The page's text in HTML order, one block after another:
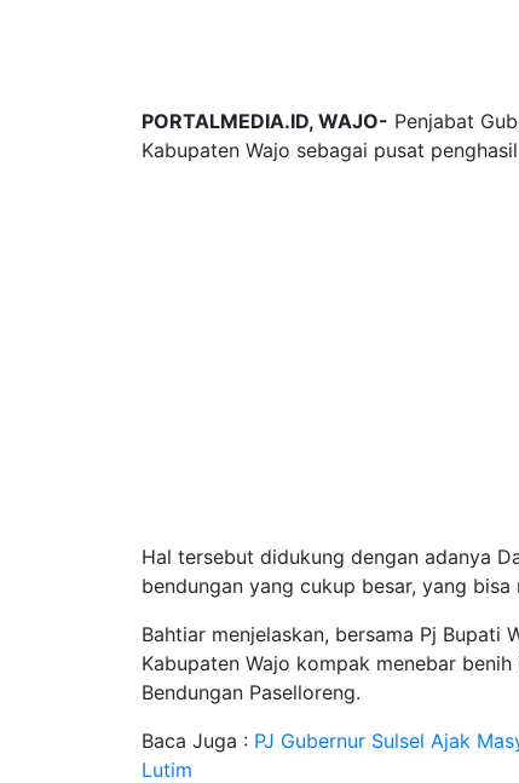
PORTALMEDIA.ID, WAJO- Penjabat
Kabupaten Wajo sebagai pusat
Hal tersebut didukung dengan adanya
bendungan yang cukup besar, yang
Bahtiar menjelaskan, bersama Pj Bupati
Kabupaten Wajo kompak menebar
Bendungan Paselloreng.
Baca Juga : PJ Gubernur Sulsel Ajak
Lutim